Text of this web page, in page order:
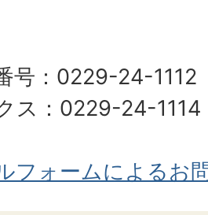
号：0229-24-1112
ス：0229-24-1114
フォームによるお